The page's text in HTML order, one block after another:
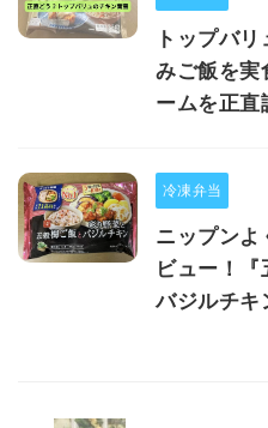
トップバ
みご飯を実
ームを正直
冷凍弁当
ニップンよ
ビュー！『
バジルチキ